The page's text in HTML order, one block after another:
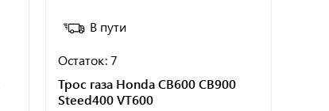
В пути
Остаток: 7
Трос газа Honda CB600 CB900
Steed400 VT600